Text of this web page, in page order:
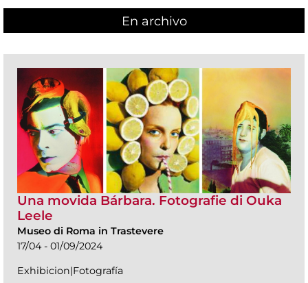
En archivo
Una movida Bárbara. Fotografie di Ouka
Leele
Museo di Roma in Trastevere
17/04 - 01/09/2024
Exhibicion|Fotografía